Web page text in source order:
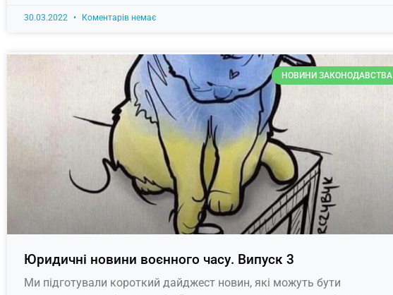
30.03.2022 Коментарів немає
НОВИНИ ЗАКОНОДАВСТВА
Юридичні новини воєнного часу. Випуск 3
Ми підготували короткий дайджест новин, які можуть бути